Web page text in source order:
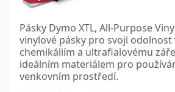
Pásky Dymo XTL, All-Purpose
vinylové pásky pro svoji odolnost
chemikáliím a ultrafialovému
ideálním materiálem pro
venkovním prostředí.